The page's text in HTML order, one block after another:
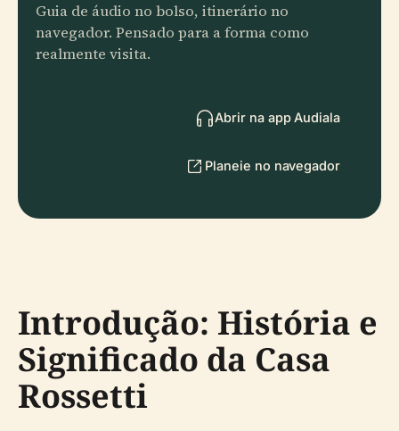
Guia de áudio no bolso, itinerário no
navegador. Pensado para a forma como
realmente visita.
Abrir na app Audiala
Planeie no navegador
Introdução: História e
Significado da Casa
Rossetti